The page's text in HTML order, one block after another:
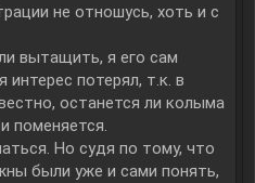
не отношусь, хоть и с
вытащить, я его сам
потерял, т.к. в
останется ли колыма
поменяется.
Но судя по тому, что
были уже и сами понять,